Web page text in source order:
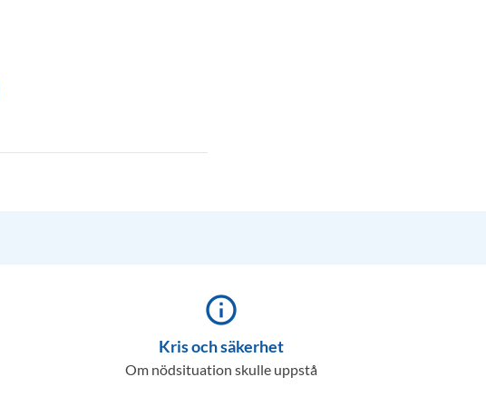
info_outline
Kris och säkerhet
Om nödsituation skulle uppstå